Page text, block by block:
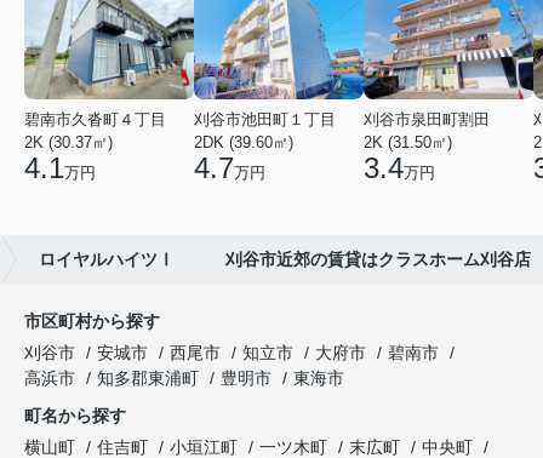
碧南市久沓町４丁目
2K (30.37㎡)
4.1万円
刈谷市池田町１丁目
2DK (39.60㎡)
4.7万円
刈谷市泉田町割田
2K (31.50㎡)
3.4万円
ロイヤルハイツⅠ 刈谷市近郊の賃貸はクラスホーム刈谷店
市区町村から探す
刈谷市
安城市 西尾市 知立市 大府市
碧南市
高浜市
知多郡東浦町 豊明市
東海市
町名から探す
横山町
住吉町 小垣江町 一ツ木町 末広町
中央町